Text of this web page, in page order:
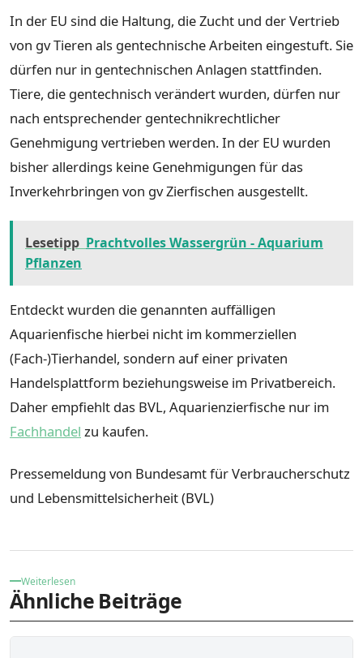
In der EU sind die Haltung, die Zucht und der Vertrieb
von gv Tieren als gentechnische Arbeiten eingestuft. Sie
dürfen nur in gentechnischen Anlagen stattfinden.
Tiere, die gentechnisch verändert wurden, dürfen nur
nach entsprechender gentechnikrechtlicher
Genehmigung vertrieben werden. In der EU wurden
bisher allerdings keine Genehmigungen für das
Inverkehrbringen von gv Zierfischen ausgestellt.
Lesetipp Prachtvolles Wassergrün - Aquarium
Pflanzen
Entdeckt wurden die genannten auffälligen
Aquarienfische hierbei nicht im kommerziellen
(Fach-)Tierhan­del, sondern auf einer privaten
Handelsplattform beziehungsweise im Privatbereich.
Daher empfiehlt das BVL, Aquarienzierfische nur im
Fachhandel zu kaufen.
Pressemeldung von Bundesamt für Verbraucherschutz
und Lebensmittelsicherheit (BVL)
Weiterlesen
Ähnliche Beiträge